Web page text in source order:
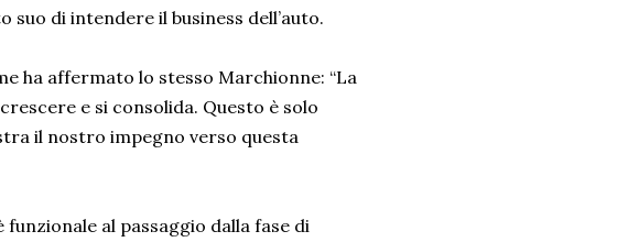
di intendere il business dell’auto.
ha affermato lo stesso Marchionne: “La
e si consolida. Questo è solo
il nostro impegno verso questa
al passaggio dalla fase di